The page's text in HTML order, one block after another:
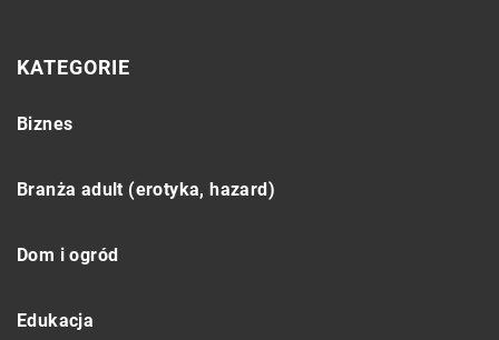
KATEGORIE
Biznes
Branża adult (erotyka, hazard)
Dom i ogród
Edukacja